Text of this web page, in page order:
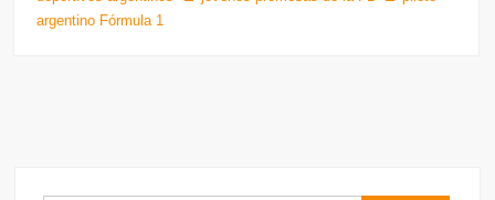
k
argentino Fórmula 1